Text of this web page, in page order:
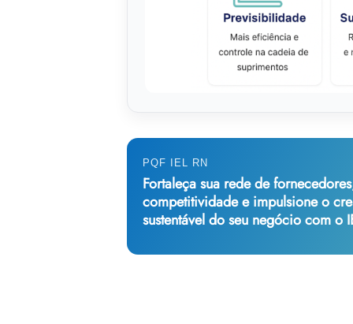
PQF IEL RN
Fortaleça sua rede de
competitividade e impulsione o
sustentável do seu negócio com o